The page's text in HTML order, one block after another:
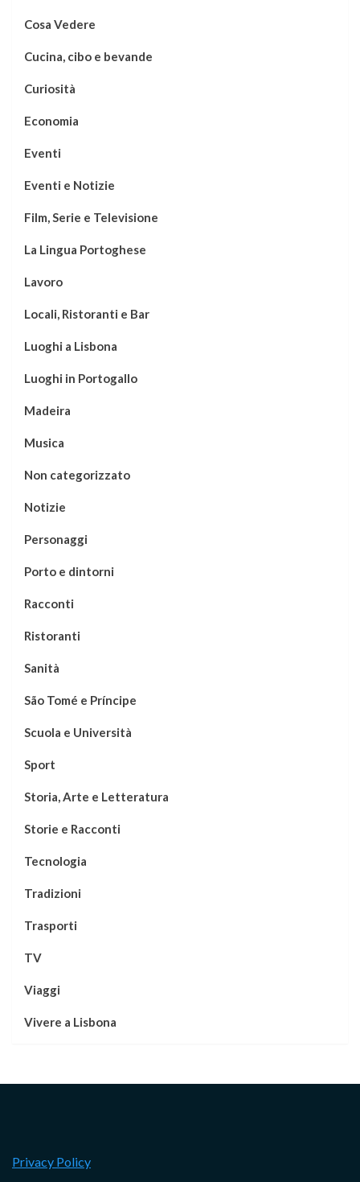
Cosa Vedere
Cucina, cibo e bevande
Curiosità
Economia
Eventi
Eventi e Notizie
Film, Serie e Televisione
La Lingua Portoghese
Lavoro
Locali, Ristoranti e Bar
Luoghi a Lisbona
Luoghi in Portogallo
Madeira
Musica
Non categorizzato
Notizie
Personaggi
Porto e dintorni
Racconti
Ristoranti
Sanità
São Tomé e Príncipe
Scuola e Università
Sport
Storia, Arte e Letteratura
Storie e Racconti
Tecnologia
Tradizioni
Trasporti
TV
Viaggi
Vivere a Lisbona
Privacy Policy